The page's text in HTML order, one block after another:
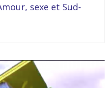
sexe et Sud-